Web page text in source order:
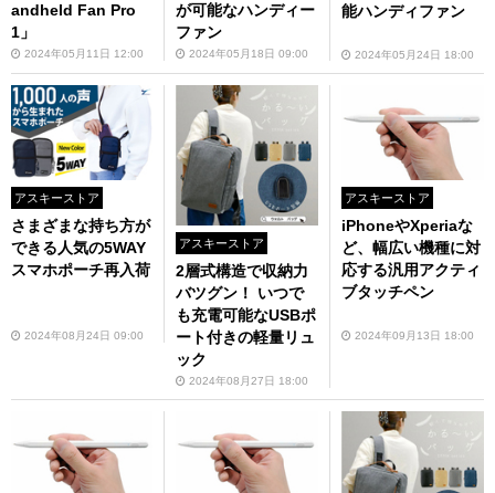
andheld Fan Pro
1」
2024年05月11日 12:00
が可能なハンディー
ファン
2024年05月18日 09:00
能ハンディファン
2024年05月24日 18:00
アスキーストア
さまざまな持ち方が
できる人気の5WAY
スマホポーチ再入荷
2024年08月24日 09:00
アスキーストア
2層式構造で収納力
バツグン！ いつで
も充電可能なUSBポ
ート付きの軽量リュ
ック
2024年08月27日 18:00
アスキーストア
iPhoneやXperiaな
ど、幅広い機種に対
応する汎用アクティ
ブタッチペン
2024年09月13日 18:00